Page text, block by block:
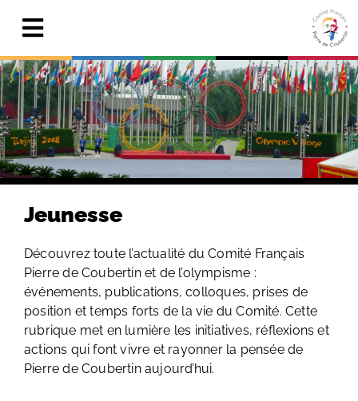
contentToggle
Navigation
Actualités
Le Comité
Pierre de Coubertin
Adhérer & faire un don
Search
for:
Jeunesse
Découvrez toute l’actualité du Comité Français
Pierre de Coubertin et de l’olympisme :
événements, publications, colloques, prises de
position et temps forts de la vie du Comité. Cette
rubrique met en lumière les initiatives, réflexions et
actions qui font vivre et rayonner la pensée de
Pierre de Coubertin aujourd’hui.